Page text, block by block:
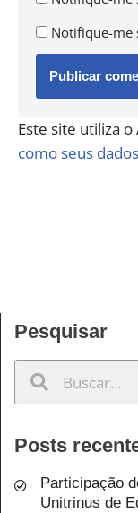
Notifique-me
Este site utiliza
como seus
Pesquisar
Posts
Participação
Unitrinus de